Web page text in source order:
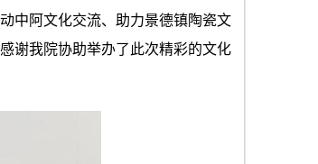
中阿文化交流、助力景德镇陶瓷文
谢我院协助举办了此次精彩的文化